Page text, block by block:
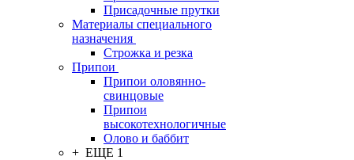
Присадочные прутки
Материалы специального
назначения
Строжка и резка
Припои
Припои оловянно-
свинцовые
Припои
высокотехнологичные
Олово и баббит
+ ЕЩЕ 1